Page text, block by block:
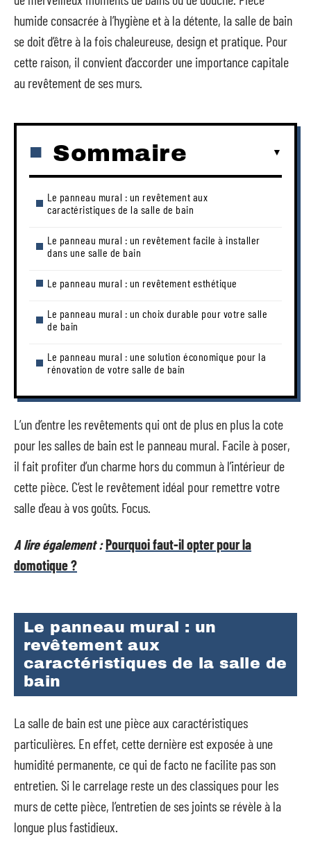
humide consacrée à l’hygiène et à la détente, la salle de bain
se doit d’être à la fois chaleureuse, design et pratique. Pour
cette raison, il convient d’accorder une importance capitale
au revêtement de ses murs.
Sommaire
Le panneau mural : un revêtement aux
caractéristiques de la salle de bain
Le panneau mural : un revêtement facile à installer
dans une salle de bain
Le panneau mural : un revêtement esthétique
Le panneau mural : un choix durable pour votre salle
de bain
Le panneau mural : une solution économique pour la
rénovation de votre salle de bain
L’un d’entre les revêtements qui ont de plus en plus la cote
pour les salles de bain est le panneau mural. Facile à poser,
il fait profiter d’un charme hors du commun à l’intérieur de
cette pièce. C‘est le revêtement idéal pour remettre votre
salle d’eau à vos goûts. Focus.
A lire également :Pourquoi faut-il opter pour la
domotique ?
Le panneau mural : un
revêtement aux
caractéristiques de la salle de
bain
La salle de bain est une pièce aux caractéristiques
particulières. En effet, cette dernière est exposée à une
humidité permanente, ce qui de facto ne facilite pas son
entretien. Si le carrelage reste un des classiques pour les
murs de cette pièce, l’entretien de ses joints se révèle à la
longue plus fastidieux.